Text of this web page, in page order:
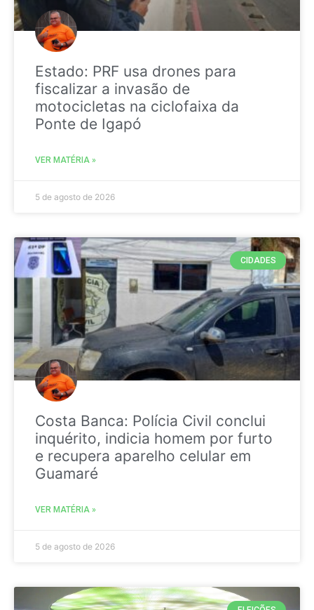
Estado: PRF usa drones para
fiscalizar a invasão de
motocicletas na ciclofaixa da
Ponte de Igapó
VER MATÉRIA »
5 de agosto de 2026
CIDADES
Costa Banca: Polícia Civil conclui
inquérito, indicia homem por furto
e recupera aparelho celular em
Guamaré
VER MATÉRIA »
5 de agosto de 2026